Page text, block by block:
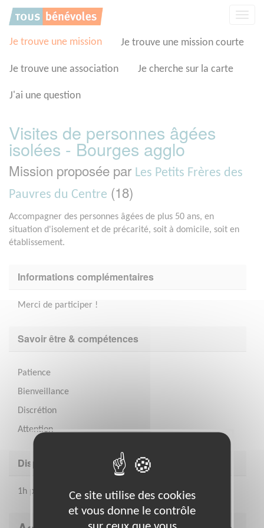
Je trouve une mission Je trouve une mission courte
Je trouve une association Je cherche sur la carte
J'ai une question
Visites de personnes âgées
isolées - Bourges agglo
Mission proposée par Les Petits Frères des
Pauvres du Centre (18)
Accompagner des personnes âgées de plus 50 ans, en
situation d'isolement et de précarité, soit à domicile, soit en
établissement.
Informations complémentaires
Merci de participer !
Savoir être & compétences
Patience
Bienveillance
Discrétion
Attention
Disponibilité demandée
1h par semaine
Panneau de gestion des cookies
Ce site utilise des cookies
et vous donne le contrôle